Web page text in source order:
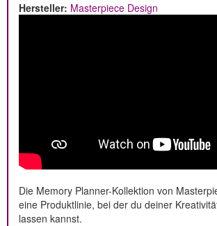
Hersteller: Masterpiece Design
Die Memory Planner-Kollektion von
eine Produktlinie, bei der du deiner
lassen kannst.